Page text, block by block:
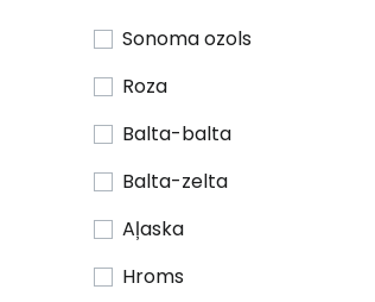
Sonoma ozols
Roza
Balta-balta
Balta-zelta
Aļaska
Hroms